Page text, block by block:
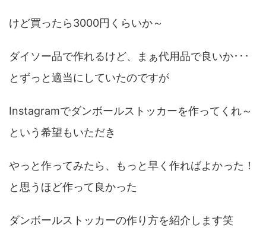
けど買ったら3000円くらいか～
ダイソー品で作れるけど、まぁ代用品で良いか･･･
とずっと適当にしていたのですが
Instagramでダンボールストッカーを作ってくれ～
という希望もいただき
やっと作ってみたら、もっと早く作ればよかった！
と思うほど作って良かった
ダンボールストッカーの作り方を紹介します笑